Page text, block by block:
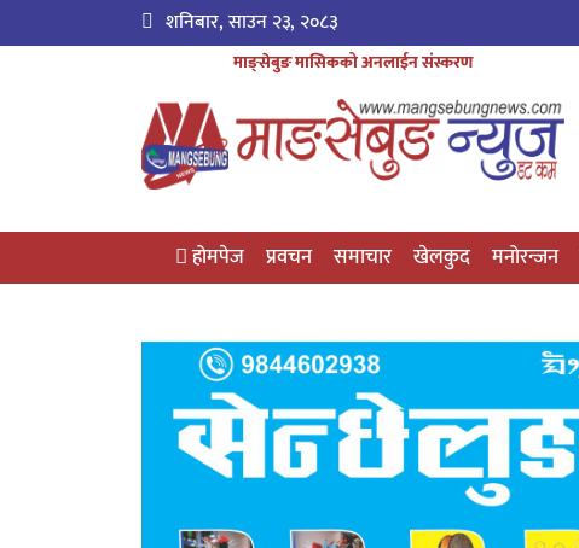
शनिबार, साउन २३, २०८३
माङ्सेबुङ मासिकको अनलाईन संस्करण
होमपेज प्रवचन समाचार खेलकुद मनोरन्जन